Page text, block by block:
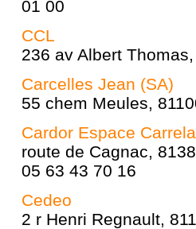
01 00
CCL
236 av Albert
Carcelles Jean (SA)
55 chem Meules,
Cardor Espace
route de Cagnac,
05 63 43 70 16
Cedeo
2 r Henri Regnault,